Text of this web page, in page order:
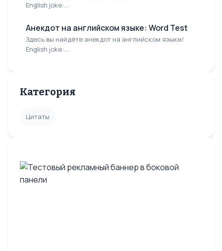
English joke:...
Анекдот на английском языке: Word Test
Здесь вы найдёте анекдот на английском языке/
English joke:...
Категория
Цитаты